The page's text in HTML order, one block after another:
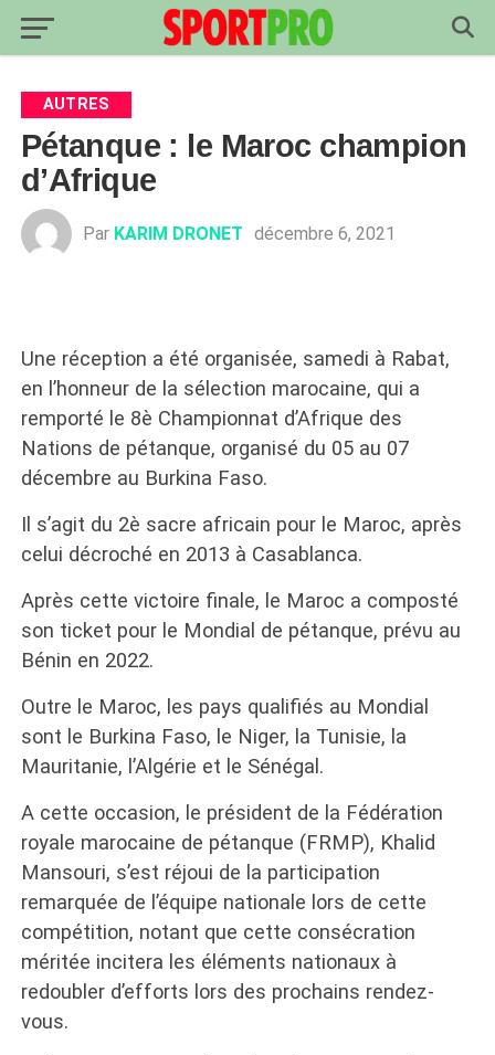
AUTRES
Pétanque : le Maroc champion
d’Afrique
Par KARIM DRONET décembre 6, 2021
Une réception a été organisée, samedi à Rabat,
en l’honneur de la sélection marocaine, qui a
remporté le 8è Championnat d’Afrique des
Nations de pétanque, organisé du 05 au 07
décembre au Burkina Faso.
Il s’agit du 2è sacre africain pour le Maroc, après
celui décroché en 2013 à Casablanca.
Après cette victoire finale, le Maroc a composté
son ticket pour le Mondial de pétanque, prévu au
Bénin en 2022.
Outre le Maroc, les pays qualifiés au Mondial
sont le Burkina Faso, le Niger, la Tunisie, la
Mauritanie, l’Algérie et le Sénégal.
A cette occasion, le président de la Fédération
royale marocaine de pétanque (FRMP), Khalid
Mansouri, s’est réjoui de la participation
remarquée de l’équipe nationale lors de cette
compétition, notant que cette consécration
méritée incitera les éléments nationaux à
redoubler d’efforts lors des prochains rendez-
vous.